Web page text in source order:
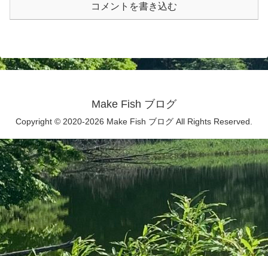
コメントを書き込む
Make Fish ブログ
Copyright © 2020-2026 Make Fish ブログ All Rights Reserved.